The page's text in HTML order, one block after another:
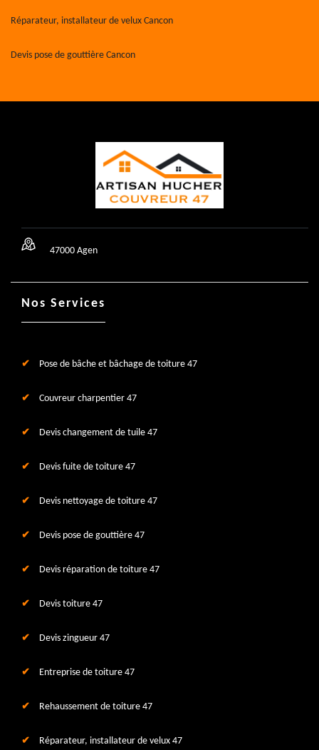
Réparateur, installateur de velux Cancon
Devis pose de gouttière Cancon
47000 Agen
Nos Services
Pose de bâche et bâchage de toiture 47
Couvreur charpentier 47
Devis changement de tuile 47
Devis fuite de toiture 47
Devis nettoyage de toiture 47
Devis pose de gouttière 47
Devis réparation de toiture 47
Devis toiture 47
Devis zingueur 47
Entreprise de toiture 47
Rehaussement de toiture 47
Réparateur, installateur de velux 47